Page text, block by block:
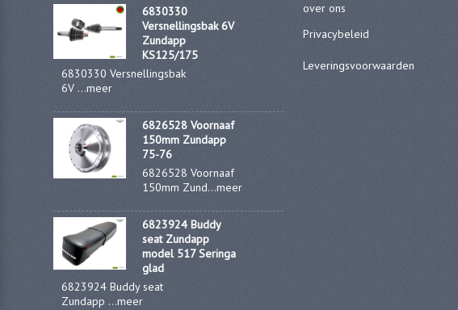
6830330
Versnellingsbak 6V
Zundapp
KS125/175
6830330 Versnellingsbak
6V ...meer
6826528 Voornaaf
150mm Zundapp
75-76
6826528 Voornaaf
150mm Zund...meer
6823924 Buddy
seat Zundapp
model 517 Seringa
glad
6823924 Buddy seat
Zundapp ...meer
over ons
Privacybeleid
Leveringsvoorwaarden